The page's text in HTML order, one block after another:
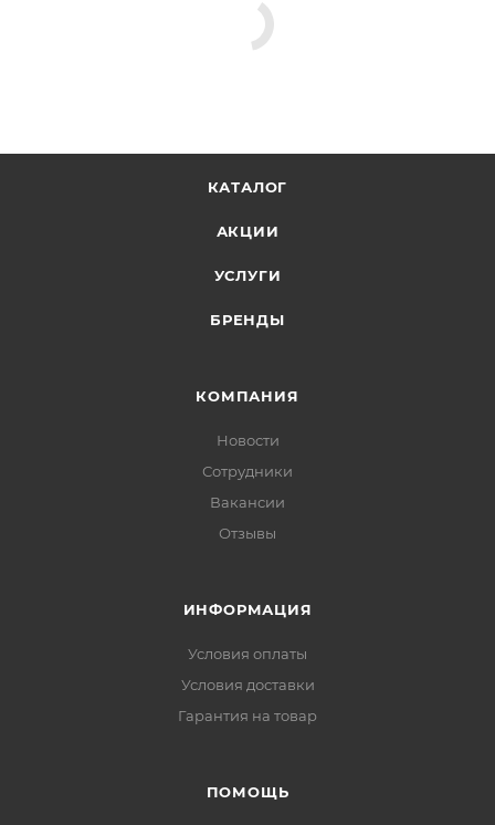
КАТАЛОГ
АКЦИИ
УСЛУГИ
БРЕНДЫ
КОМПАНИЯ
Новости
Сотрудники
Вакансии
Отзывы
ИНФОРМАЦИЯ
Условия оплаты
Условия доставки
Гарантия на товар
ПОМОЩЬ